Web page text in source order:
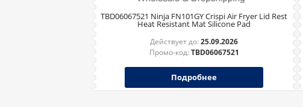
TBD06067521 Ninja FN101GY Crispi Air Fryer Lid Rest
Heat Resistant Mat Silicone Pad
Действует до: 25.09.2026
Промо-код: TBD06067521
Подробнее